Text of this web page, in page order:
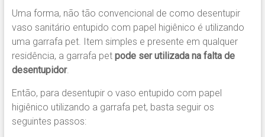
Uma forma, não tão convencional de como desentupir
vaso sanitário entupido com papel higiênico é utilizando
uma garrafa pet. Item simples e presente em qualquer
residência, a garrafa pet pode ser utilizada na falta de
desentupidor.
Então, para desentupir o vaso entupido com papel
higiênico utilizando a garrafa pet, basta seguir os
seguintes passos: